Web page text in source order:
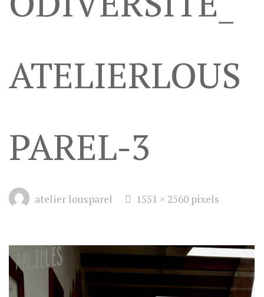
ATELIERLOUS
PAREL-3
atelier lousparel
Full1551 × 2560 pixels